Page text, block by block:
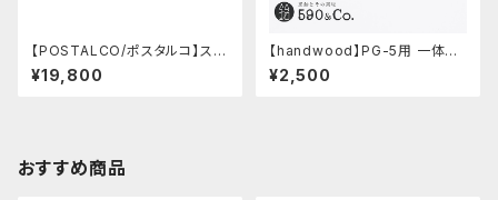
【POSTALCO/ポスタルコ】スナ
ップペンケース (Navy Blue)
¥19,800
【handwood】PG-5用 一体型
ノック部カバー (グルーブ/ステン
レス)
¥2,500
おすすめ商品